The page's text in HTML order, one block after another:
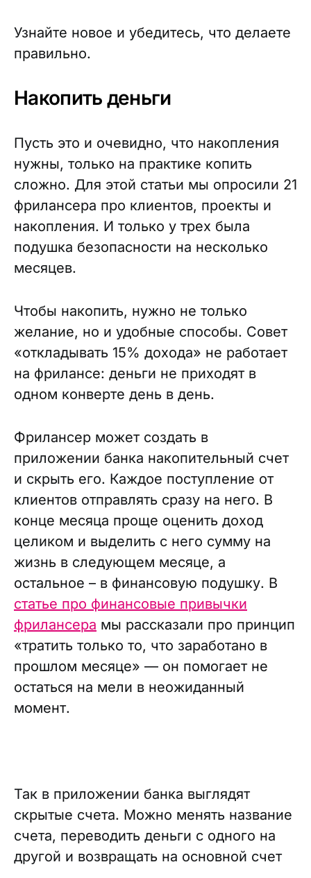
Узнайте новое и убедитесь, что делаете
правильно.
Накопить деньги
Пусть это и очевидно, что накопления
нужны, только на практике копить
сложно. Для этой статьи мы опросили 21
фрилансера про клиентов, проекты и
накопления. И только у трех была
подушка безопасности на несколько
месяцев.
Чтобы накопить, нужно не только
желание, но и удобные способы. Совет
«откладывать 15% дохода» не работает
на фрилансе: деньги не приходят в
одном конверте день в день.
Фрилансер может создать в
приложении банка накопительный счет
и скрыть его. Каждое поступление от
клиентов отправлять сразу на него. В
конце месяца проще оценить доход
целиком и выделить с него сумму на
жизнь в следующем месяце, а
остальное – в финансовую подушку. В
статье про финансовые привычки
фрилансера мы рассказали про принцип
«тратить только то, что заработано в
прошлом месяце» — он помогает не
остаться на мели в неожиданный
момент.
Так в приложении банка выглядят
скрытые счета. Можно менять название
счета, переводить деньги с одного на
другой и возвращать на основной счет